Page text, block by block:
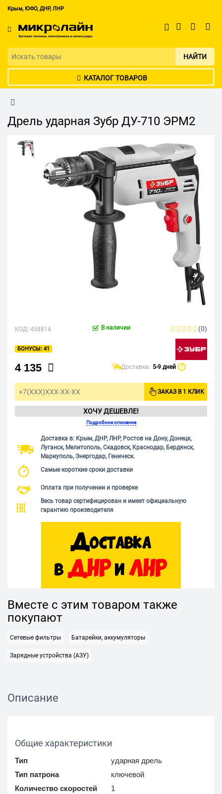
Крым, ЮФО, ДНР, ЛНР
НАЙТИ
КАТАЛОГ ТОВАРОВ
Дрель ударная Зубр ДУ-710 ЭРМ2
КОД: 458814 В наличии (0)
41
4 135 Доставка: 5-9 дней ?
ЗАКАЗ В 1 КЛИК
ХОЧУ ДЕШЕВЛЕ!
Подробное описание
Доставка в: Крым, ДНР, ЛНР, Ростов на Дону, Донецк,
Луганск, Мелитополь, Скадовск, Краснодар, Бердянск,
Мариуполь, Энергодар, Геническ.
Самые короткие сроки доставки
Оплата при получении и проверке
Весь товар сертифицирован и имеет официальную
гарантию производителя
Вместе с этим товаром также
покупают
Сетевые фильтры Батарейки, аккумуляторы
Зарядные устройства (АЗУ)
Описание
Общие характеристики
Тип
ударная дрель
Тип патрона
ключевой
Количество скоростей
1